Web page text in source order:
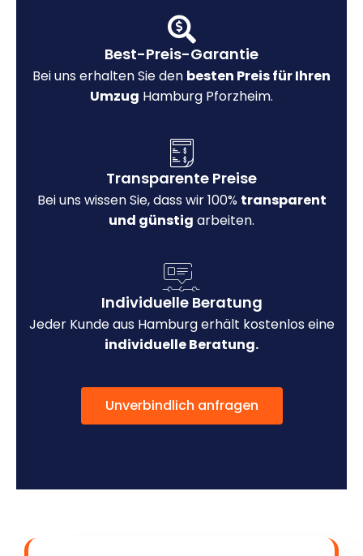
Best-Preis-Garantie
Bei uns erhalten Sie den besten Preis für Ihren
Umzug Hamburg Pforzheim.
Transparente Preise
Bei uns wissen Sie, dass wir 100% transparent
und günstig arbeiten.
Individuelle Beratung
Jeder Kunde aus Hamburg erhält kostenlos eine
individuelle Beratung.
Unverbindlich anfragen